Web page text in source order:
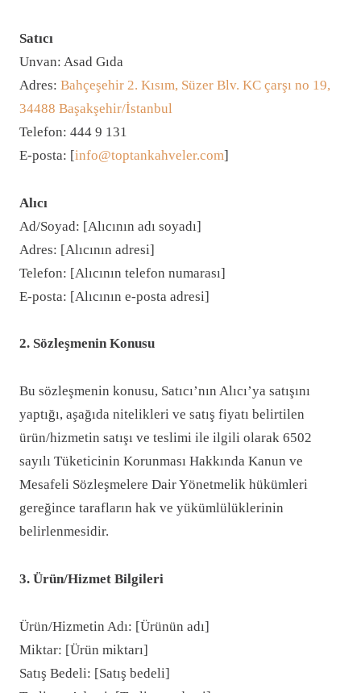
Satıcı
Unvan: Asad Gıda
Adres: Bahçeşehir 2. Kısım, Süzer Blv. KC çarşı no 19,
34488 Başakşehir/İstanbul
Telefon: 444 9 131
E-posta: [info@toptankahveler.com]
Alıcı
Ad/Soyad: [Alıcının adı soyadı]
Adres: [Alıcının adresi]
Telefon: [Alıcının telefon numarası]
E-posta: [Alıcının e-posta adresi]
2. Sözleşmenin Konusu
Bu sözleşmenin konusu, Satıcı’nın Alıcı’ya satışını
yaptığı, aşağıda nitelikleri ve satış fiyatı belirtilen
ürün/hizmetin satışı ve teslimi ile ilgili olarak 6502
sayılı Tüketicinin Korunması Hakkında Kanun ve
Mesafeli Sözleşmelere Dair Yönetmelik hükümleri
gereğince tarafların hak ve yükümlülüklerinin
belirlenmesidir.
3. Ürün/Hizmet Bilgileri
Ürün/Hizmetin Adı: [Ürünün adı]
Miktar: [Ürün miktarı]
Satış Bedeli: [Satış bedeli]